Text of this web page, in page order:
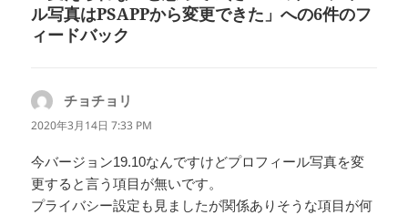
ル写真はPSAPPから変更できた」への6件のフ
ィードバック
チョチョリ
り:
2020年3月14日 7:33 PM
今バージョン19.10なんですけどプロフィール写真を変
更すると言う項目が無いです。
プライバシー設定も見ましたが関係ありそうな項目が何